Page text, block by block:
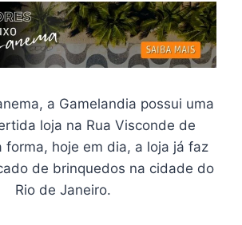
a Gamelandia possui uma
loja na Rua Visconde de
forma, hoje em dia, a loja já faz
de brinquedos na cidade do
Rio de Janeiro.